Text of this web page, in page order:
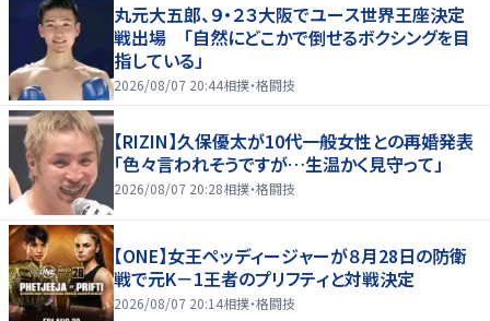
丸元大五郎、９・２３大阪でユース世界王座決定
戦出場 「自然にどこかで倒せるボクシングを目
指している」
2026/08/07 20:44相撲・格闘技
【RIZIN】久保優太が10代一般女性との再婚発表
「色々言われそうですが…生温かく見守って」
2026/08/07 20:28相撲・格闘技
【ONE】女王ペッディージャーが８月28日の防衛
戦で元K－1王者のプリフティと対戦決定
2026/08/07 20:14相撲・格闘技